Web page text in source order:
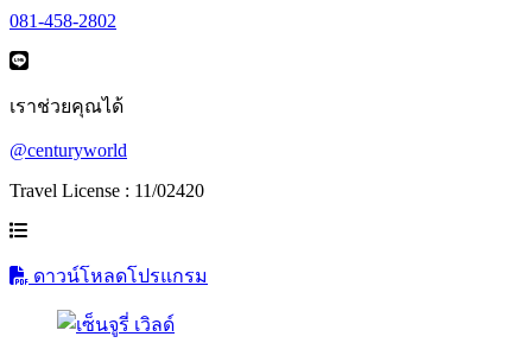
081-458-2802
เราช่วยคุณได้
@centuryworld
Travel License : 11/02420
ดาวน์โหลดโปรแกรม